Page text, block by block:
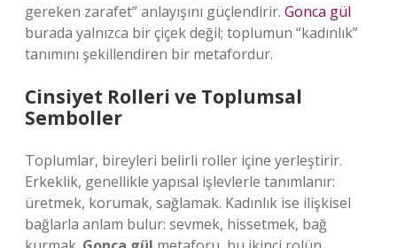
gereken zarafet” anlayışını güçlendirir. Gonca gül
burada yalnızca bir çiçek değil; toplumun “kadınlık”
tanımını şekillendiren bir metafordur.
Cinsiyet Rolleri ve Toplumsal
Semboller
Toplumlar, bireyleri belirli roller içine yerleştirir.
Erkeklik, genellikle yapısal işlevlerle tanımlanır:
üretmek, korumak, sağlamak. Kadınlık ise ilişkisel
bağlarla anlam bulur: sevmek, hissetmek, bağ